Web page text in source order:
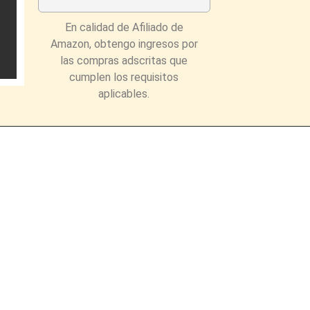
En calidad de Afiliado de
Amazon, obtengo ingresos por
las compras adscritas que
cumplen los requisitos
aplicables.